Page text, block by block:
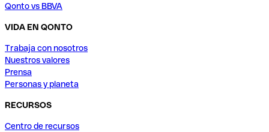
Qonto vs BBVA
VIDA EN QONTO
Trabaja con nosotros
Nuestros valores
Prensa
Personas y planeta
RECURSOS
Centro de recursos